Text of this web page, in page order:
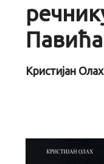
Павића
Кристијан Олах